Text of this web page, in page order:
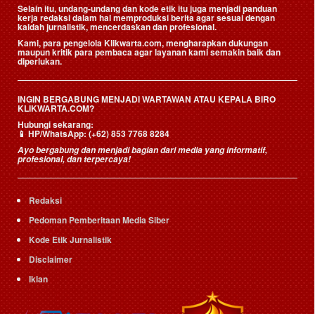
Selain itu, undang-undang dan kode etik itu juga menjadi panduan
kerja redaksi dalam hal memproduksi berita agar sesuai dengan
kaidah jurnalistik, mencerdaskan dan profesional.
Kami, para pengelola Klikwarta.com, mengharapkan dukungan
maupun kritik para pembaca agar layanan kami semakin baik dan
diperlukan.
INGIN BERGABUNG MENJADI WARTAWAN ATAU KEPALA BIRO
KLIKWARTA.COM?
Hubungi sekarang:
📱HP/WhatsApp:(+62) 853 7768 8284
Ayo bergabung dan menjadi bagian dari media yang informatif,
profesional, dan terpercaya!
Redaksi
Pedoman Pemberitaan Media Siber
Kode Etik Jurnalistik
Disclaimer
Iklan